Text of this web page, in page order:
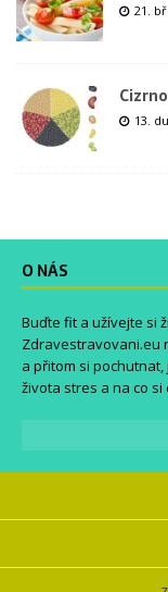
21.
13.
O NÁS
Buďte fit a užívejte si
Zdravestravovani.eu
a přitom si
života stres a na co